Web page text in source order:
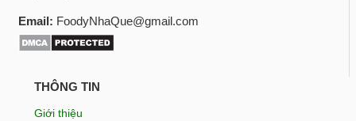
Email: FoodyNhaQue@gmail.com
THÔNG TIN
Giới thiệu